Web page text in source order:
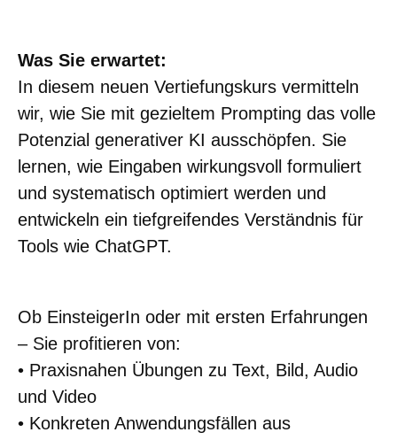
Was Sie erwartet:
In diesem neuen Vertiefungskurs vermitteln
wir, wie Sie mit gezieltem Prompting das volle
Potenzial generativer KI ausschöpfen. Sie
lernen, wie Eingaben wirkungsvoll formuliert
und systematisch optimiert werden und
entwickeln ein tiefgreifendes Verständnis für
Tools wie ChatGPT.
Ob EinsteigerIn oder mit ersten Erfahrungen
– Sie profitieren von:
• Praxisnahen Übungen zu Text, Bild, Audio
und Video
• Konkreten Anwendungsfällen aus